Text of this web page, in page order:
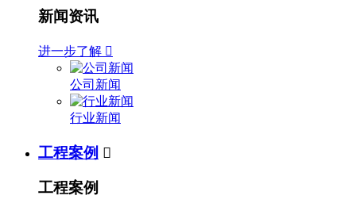
新闻资讯
进一步了解 
公司新闻
行业新闻
工程案例 
工程案例